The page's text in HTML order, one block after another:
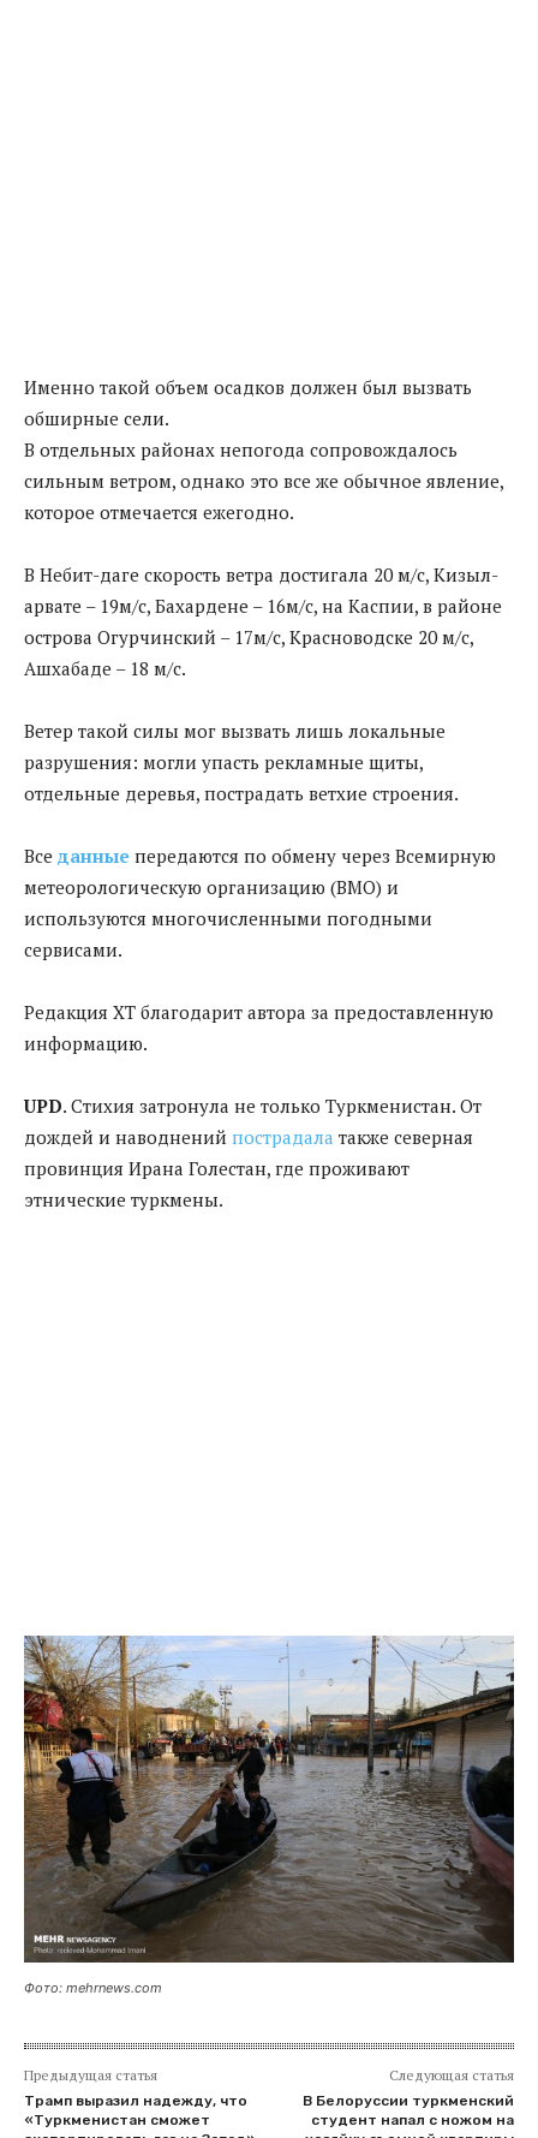
Именно такой объем осадков должен был вызвать
обширные сели.
В отдельных районах непогода сопровождалось
сильным ветром, однако это все же обычное явление,
которое отмечается ежегодно.
В Небит-даге скорость ветра достигала 20 м/с, Кизыл-
арвате – 19м/с, Бахардене – 16м/с, на Каспии, в районе
острова Огурчинский – 17м/с, Красноводске 20 м/с,
Ашхабаде – 18 м/с.
Ветер такой силы мог вызвать лишь локальные
разрушения: могли упасть рекламные щиты,
отдельные деревья, пострадать ветхие строения.
Все данные передаются по обмену через Всемирную
метеорологическую организацию (ВМО) и
используются многочисленными погодными
сервисами.
Редакция ХТ благодарит автора за предоставленную
информацию.
UPD. Стихия затронула не только Туркменистан. От
дождей и наводнений пострадала также северная
провинция Ирана Голестан, где проживают
этнические туркмены.
Фото: mehrnews.com
Предыдущая статья
Трамп выразил надежду, что
«Туркменистан сможет
Следующая статья
В Белоруссии туркменский
студент напал с ножом на